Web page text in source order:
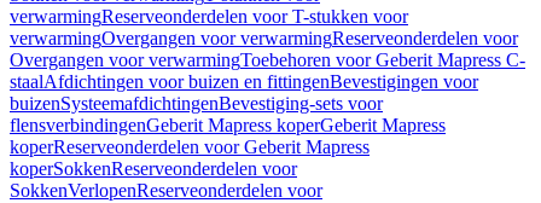
verwarmingReserveonderdelen voor T-stukken voor
verwarmingOvergangen voor verwarmingReserveonderdelen voor
Overgangen voor verwarmingToebehoren voor Geberit Mapress C-
staalAfdichtingen voor buizen en fittingenBevestigingen voor
buizenSysteemafdichtingenBevestiging-sets voor
flensverbindingenGeberit Mapress koperGeberit Mapress
koperReserveonderdelen voor Geberit Mapress
koperSokkenReserveonderdelen voor
SokkenVerlopenReserveonderdelen voor